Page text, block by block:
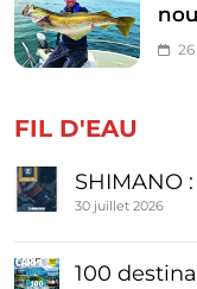
FIL D'EAU
SHIMANO
30 juillet 2026
100